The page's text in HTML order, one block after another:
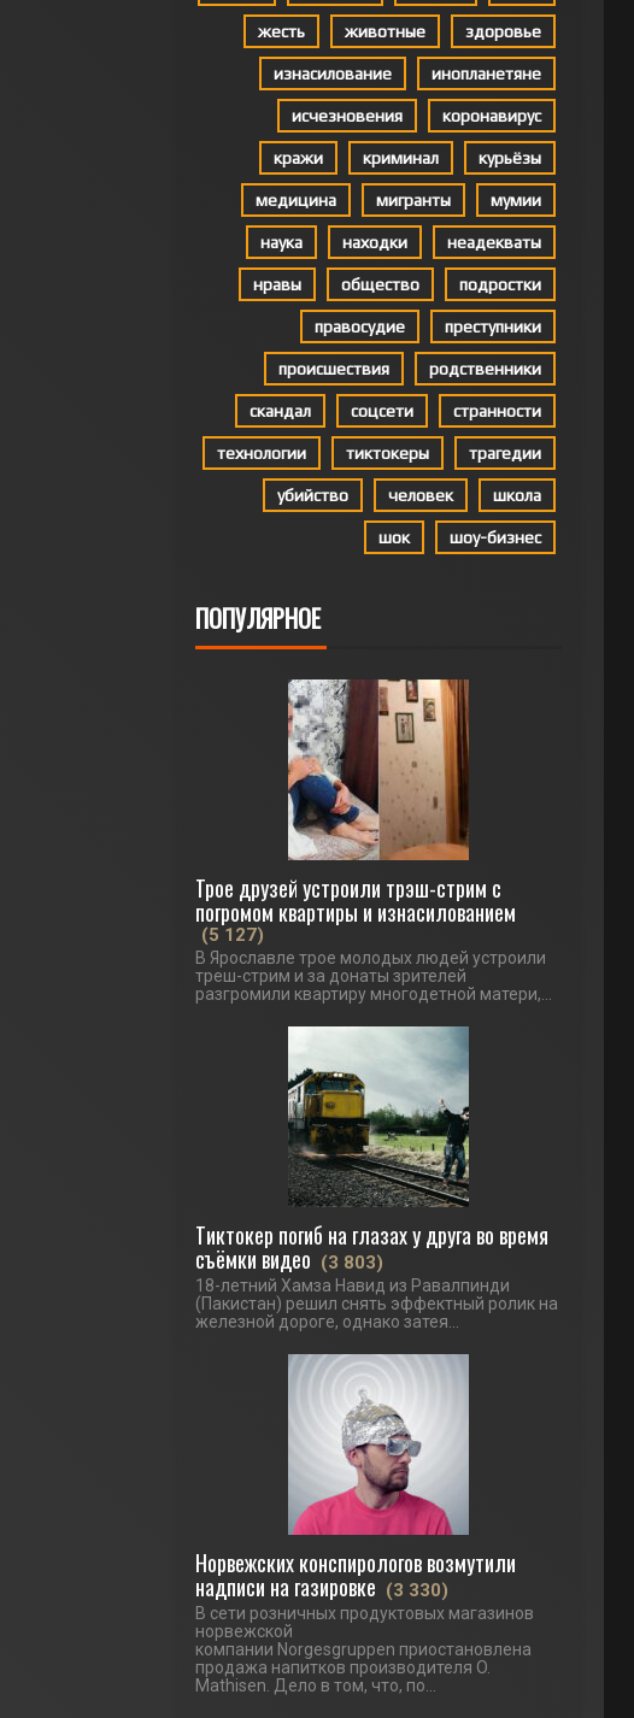
жесть животные здоровье
изнасилование инопланетяне
исчезновения коронавирус
кражи криминал курьёзы
медицина мигранты мумии
наука находки неадекваты
нравы общество подростки
правосудие преступники
происшествия родственники
скандал соцсети странности
технологии тиктокеры трагедии
убийство человек школа
шок шоу-бизнес
ПОПУЛЯРНОЕ
Трое друзей устроили трэш-стрим с
погромом квартиры и изнасилованием
(5 127)
В Ярославле трое молодых людей устроили
треш-стрим и за донаты зрителей
разгромили квартиру многодетной матери,...
Тиктокер погиб на глазах у друга во время
съёмки видео (3 803)
18-летний Хамза Навид из Равалпинди
(Пакистан) решил снять эффектный ролик на
железной дороге, однако затея...
Норвежских конспирологов возмутили
надписи на газировке (3 330)
В сети розничных продуктовых магазинов
норвежской
компании Norgesgruppen приостановлена
продажа напитков производителя O.
Mathisen. Дело в том, что, по...